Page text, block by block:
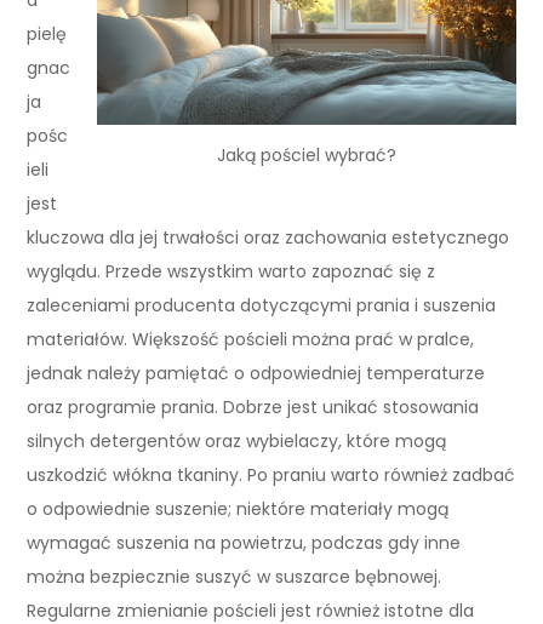
Jaką pościel wybrać?
pielę
gnac
ja
pośc
ieli
jest
kluczowa dla jej trwałości oraz zachowania estetycznego
wyglądu. Przede wszystkim warto zapoznać się z
zaleceniami producenta dotyczącymi prania i suszenia
materiałów. Większość pościeli można prać w pralce,
jednak należy pamiętać o odpowiedniej temperaturze
oraz programie prania. Dobrze jest unikać stosowania
silnych detergentów oraz wybielaczy, które mogą
uszkodzić włókna tkaniny. Po praniu warto również zadbać
o odpowiednie suszenie; niektóre materiały mogą
wymagać suszenia na powietrzu, podczas gdy inne
można bezpiecznie suszyć w suszarce bębnowej.
Regularne zmienianie pościeli jest również istotne dla